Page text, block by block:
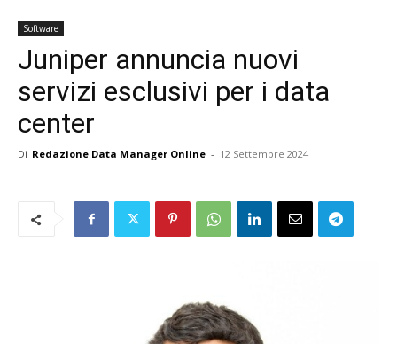
Software
Juniper annuncia nuovi
servizi esclusivi per i data
center
Di Redazione Data Manager Online - 12 Settembre 2024